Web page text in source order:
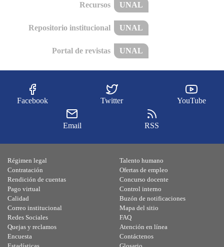
Recursos UNAL
Repositorio institucional UNAL
Portal de revistas UNAL
Facebook Twitter YouTube
Email RSS
Régimen legal
Contratación
Rendición de cuentas
Pago virtual
Calidad
Talento humano
Ofertas de empleo
Concurso docente
Control interno
Buzón de notificaciones
Correo institucional
Redes Sociales
Quejas y reclamos
Encuesta
Mapa del sitio
FAQ
Atención en línea
Contáctenos